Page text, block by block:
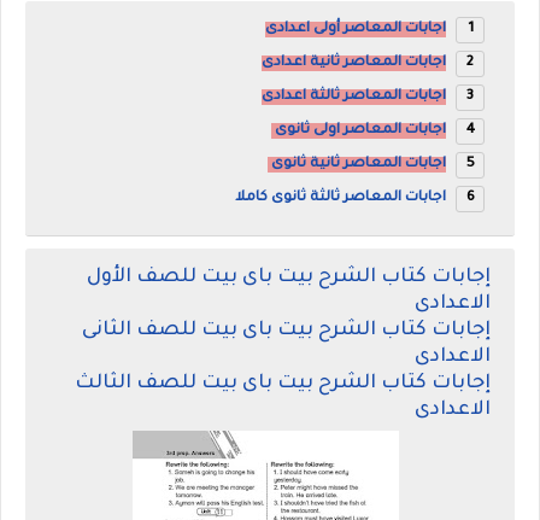
اجابات المعاصر أولى اعدادى
اجابات المعاصر ثانية اعدادى
اجابات المعاصر ثالثة اعدادى
اجابات المعاصر اولى ثانوى
اجابات المعاصر ثانية ثانوى
اجابات المعاصر ثالثة ثانوى كاملا
إجابات كتاب الشرح بيت باى بيت للصف الأول
الاعدادى
إجابات كتاب الشرح بيت باى بيت للصف الثانى
الاعدادى
إجابات كتاب الشرح بيت باى بيت للصف الثالث
الاعدادى